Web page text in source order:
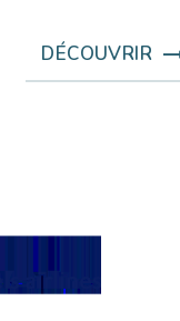
DÉCOUVRIR